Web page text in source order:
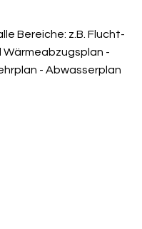
Bereiche: z.B. Flucht-
Wärmeabzugsplan -
- Abwasserplan